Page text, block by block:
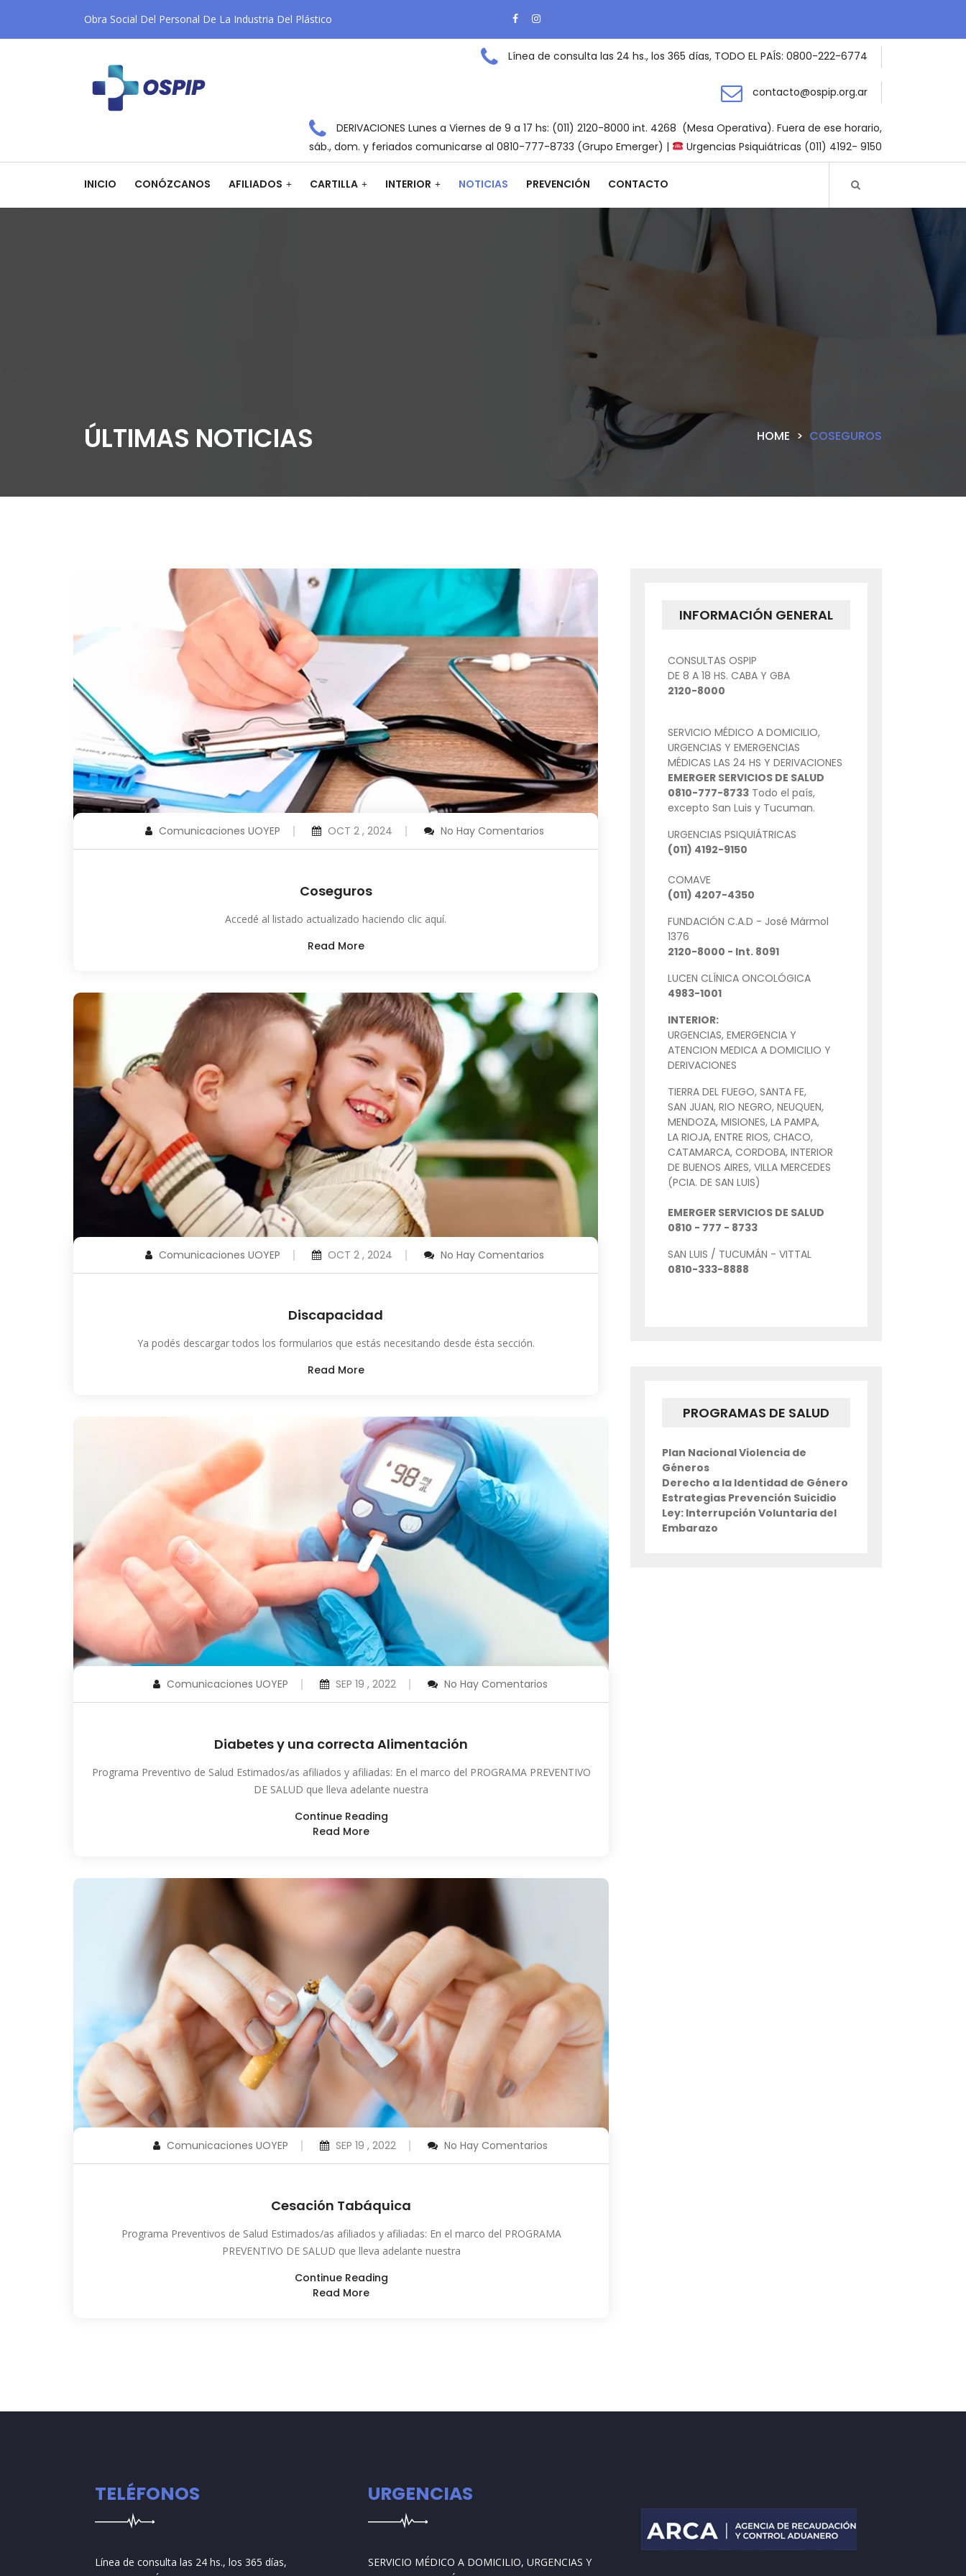
Obra Social Del Personal De La Industria Del Plástico
Línea de consulta las 24 hs., los 365 días, TODO EL PAÍS: 0800-222-6774
contacto@ospip.org.ar
DERIVACIONES Lunes a Viernes de 9 a 17 hs: (011) 2120-8000 int. 4268 (Mesa Operativa). Fuera de ese horario,
sáb., dom. y feriados comunicarse al 0810-777-8733 (Grupo Emerger) |
Urgencias Psiquiátricas (011) 4192- 9150
INICIO CONÓZCANOS AFILIADOS CARTILLA INTERIOR NOTICIAS PREVENCIÓN CONTACTO
ÚLTIMAS NOTICIAS HOME COSEGUROS
Comunicaciones UOYEP OCT 2 , 2024 No Hay Comentarios
Coseguros
Accedé al listado actualizado haciendo clic aquí.
Read More
Comunicaciones UOYEP OCT 2 , 2024 No Hay Comentarios
Discapacidad
Ya podés descargar todos los formularios que estás necesitando desde ésta sección.
Read More
Comunicaciones UOYEP SEP 19 , 2022 No Hay Comentarios
Diabetes y una correcta Alimentación
Programa Preventivo de Salud Estimados/as afiliados y afiliadas: En el marco del PROGRAMA PREVENTIVO
DE SALUD que lleva adelante nuestra
Continue Reading
Read More
Comunicaciones UOYEP SEP 19 , 2022 No Hay Comentarios
Cesación Tabáquica
Programa Preventivos de Salud Estimados/as afiliados y afiliadas: En el marco del PROGRAMA
PREVENTIVO DE SALUD que lleva adelante nuestra
Continue Reading
Read More
INFORMACIÓN GENERAL
CONSULTAS OSPIP
DE 8 A 18 HS. CABA Y GBA
2120-8000
SERVICIO MÉDICO A DOMICILIO,
URGENCIAS Y EMERGENCIAS
MÉDICAS LAS 24 HS Y DERIVACIONES
EMERGER SERVICIOS DE SALUD
0810-777-8733 Todo el país,
excepto San Luis y Tucuman.
URGENCIAS PSIQUIÁTRICAS
(011) 4192-9150
COMAVE
(011) 4207-4350
FUNDACIÓN C.A.D - José Mármol
1376
2120-8000 - Int. 8091
LUCEN CLÍNICA ONCOLÓGICA
4983-1001
INTERIOR:
URGENCIAS, EMERGENCIA Y
ATENCION MEDICA A DOMICILIO Y
DERIVACIONES
TIERRA DEL FUEGO, SANTA FE,
SAN JUAN, RIO NEGRO, NEUQUEN,
MENDOZA, MISIONES, LA PAMPA,
LA RIOJA, ENTRE RIOS, CHACO,
CATAMARCA, CORDOBA, INTERIOR
DE BUENOS AIRES, VILLA MERCEDES
(PCIA. DE SAN LUIS)
EMERGER SERVICIOS DE SALUD
0810 - 777 - 8733
SAN LUIS / TUCUMÁN - VITTAL
0810-333-8888
PROGRAMAS DE SALUD
Plan Nacional Violencia de
Géneros
Derecho a la Identidad de Género
Estrategias Prevención Suicidio
Ley: Interrupción Voluntaria del
Embarazo
TELÉFONOS
Línea de consulta las 24 hs., los 365 días,
URGENCIAS
SERVICIO MÉDICO A DOMICILIO, URGENCIAS Y